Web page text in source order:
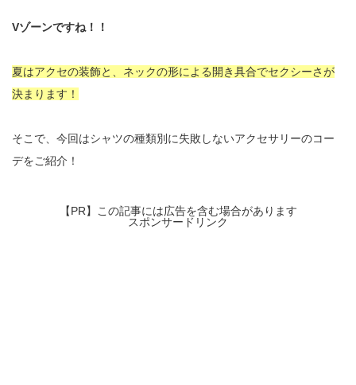
Vゾーンですね！！
夏はアクセの装飾と、ネックの形による開き具合でセクシーさが
決まります！
そこで、今回はシャツの種類別に失敗しないアクセサリーのコー
デをご紹介！
【PR】この記事には広告を含む場合があります
スポンサードリンク